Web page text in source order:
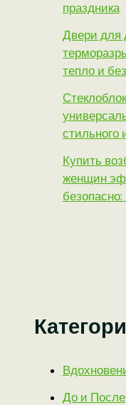
праздника
Двери для
тепло и
стильного
Купить
женщин
До и После